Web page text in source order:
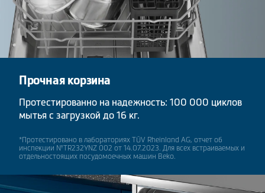
Прочная корзина
Протестированно на надежность: 100 000 циклов
мытья с загрузкой до 16 кг.
*Протестировано в лабораториях TÜV Rheinland AG, отчет об
инспекции №TR232YNZ 002 от 14.07.2023. Для всех встраиваемых и
отдельностоящих посудомоечных машин Beko.